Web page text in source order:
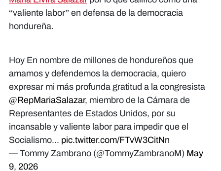
“valiente labor” en defensa de la democracia
hondureña.
Hoy En nombre de millones de hondureños que
amamos y defendemos la democracia, quiero
expresar mi más profunda gratitud a la congresista
@RepMariaSalazar, miembro de la Cámara de
Representantes de Estados Unidos, por su
incansable y valiente labor para impedir que el
Socialismo... pic.twitter.com/FTvW3CitNn
— Tommy Zambrano (@TommyZambranoM) May
9, 2026